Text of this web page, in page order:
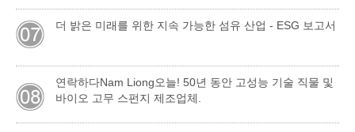
더 밝은 미래를 위한 지속 가능한 섬유 산업 - ESG 보고서
연락하다Nam Liong오늘! 50년 동안 고성능 기술 직물 및
바이오 고무 스펀지 제조업체.